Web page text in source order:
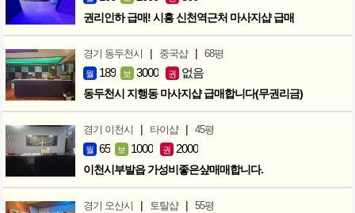
권리인하 급매! 시흥 신천역근처 마사지샵 급매
경기 동두천시 | 중국샵 | 68평
월 189 보 3000 권 없음
동두천시 지행동 마사지샵 급매합니다(무권리금)
경기 이천시 | 타이샵 | 45평
월 65 보 1000 권 2000
이천시부발읍 가성비좋은샾매매합니다.
경기 오산시 | 토탈샵 | 55평